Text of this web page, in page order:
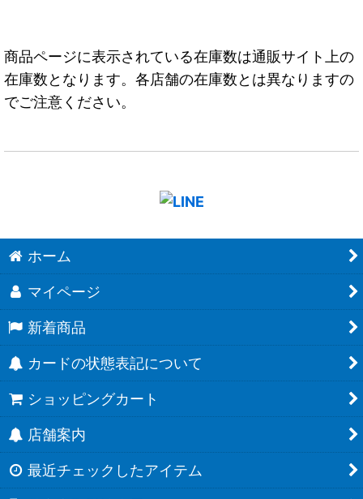
商品ページに表示されている在庫数は通販サイト上の
在庫数となります。各店舗の在庫数とは異なりますの
でご注意ください。
ホーム
マイページ
新着商品
カードの状態表記について
ショッピングカート
店舗案内
最近チェックしたアイテム